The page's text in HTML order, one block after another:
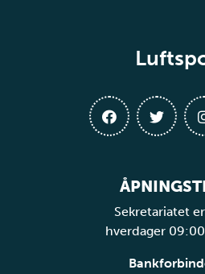
Sekretariatet
hverdager